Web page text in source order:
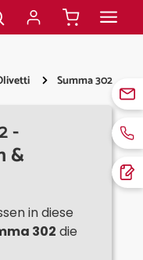
Summa 302
-
&
in diese
302 die